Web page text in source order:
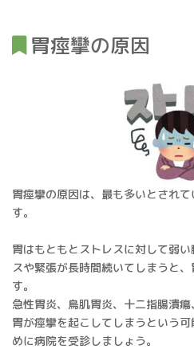
胃痙攣の原因
胃痙攣の原因は、最も多いとされ
す。
胃はもともとストレスに対して弱
スや緊張が長時間続いてしまうと
す。
急性胃炎、鳥肌胃炎、十二指腸潰
胃が痙攣を起こしてしまうという
めに病院を受診しましょう。